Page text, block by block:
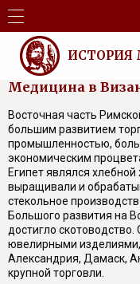
Медицина в
Восточная часть
большим развитием
промышленностью,
экономическим
Египет являлся
выращивали и
стекольное
Большого развития на
достигло
ювелирными
Александрия, Дамаск,
крупной торговли.